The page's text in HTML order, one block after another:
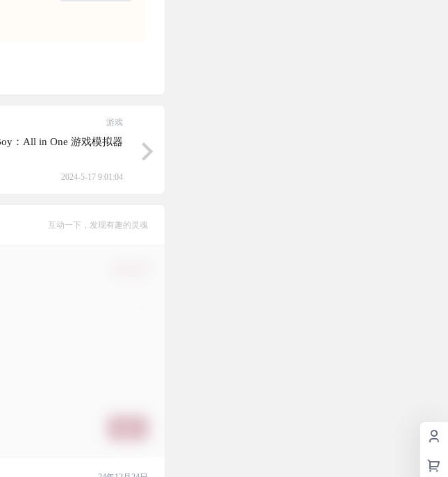
游戏
：All in One 游戏模拟器
2024-5-17 9:01:04
互动一下，发现有趣的灵魂